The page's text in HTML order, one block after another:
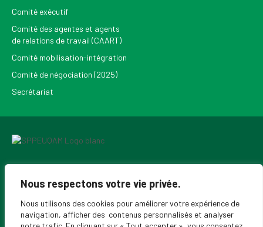
Nous respectons votre vie privée.
Nous utilisons des cookies pour améliorer votre expérience de
navigation, afficher des contenus personnalisés et analyser
Comité exécutif
Comité des agentes et agents
de relations de travail (CAART)
Comité mobilisation-intégration
Comité de négociation (2025)
Secrétariat